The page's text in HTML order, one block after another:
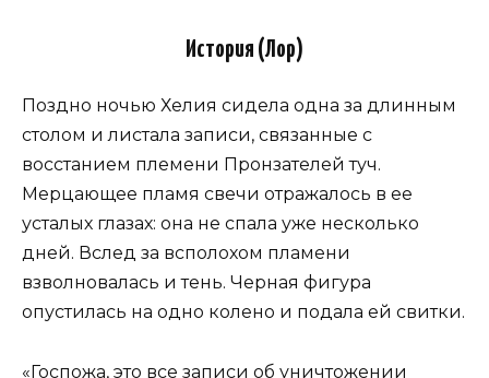
История (Лор)
Поздно ночью Хелия сидела одна за длинным
столом и листала записи, связанные с
восстанием племени Пронзателей туч.
Мерцающее пламя свечи отражалось в ее
усталых глазах: она не спала уже несколько
дней. Вслед за всполохом пламени
взволновалась и тень. Черная фигура
опустилась на одно колено и подала ей свитки.
«Госпожа, это все записи об уничтожении